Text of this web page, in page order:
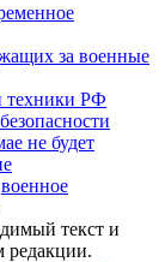
за военные
техники РФ
не будет
военное
текст и
редакции.